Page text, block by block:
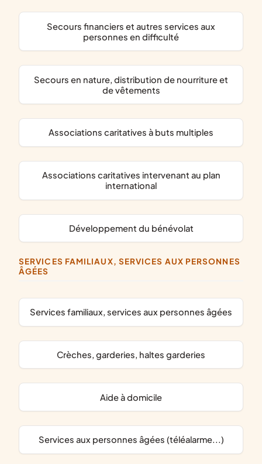
secours financiers et autres services aux
personnes en difficulté
secours en nature, distribution de nourriture et
de vêtements
associations caritatives à buts multiples
associations caritatives intervenant au plan
international
développement du bénévolat
SERVICES FAMILIAUX, SERVICES AUX PERSONNES
ÂGÉES
services familiaux, services aux personnes âgées
crèches, garderies, haltes garderies
aide à domicile
services aux personnes âgées (téléalarme...)